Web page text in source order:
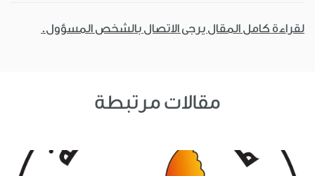
لقراءة كامل المقال يرجى الاتصال بالشخص المسؤول.
مقالات مرتبطة